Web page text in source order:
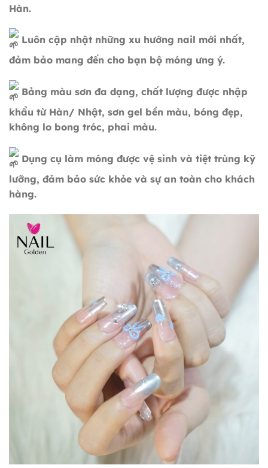
Hàn.
Luôn cập nhật những xu hướng nail mới nhất,
đảm bảo mang đến cho bạn bộ móng ưng ý.
Bảng màu sơn đa dạng, chất lượng được nhập
khẩu từ Hàn/ Nhật, sơn gel bền màu, bóng đẹp,
không lo bong tróc, phai màu.
Dụng cụ làm móng được vệ sinh và tiệt trùng kỹ
lưỡng, đảm bảo sức khỏe và sự an toàn cho khách
hàng.